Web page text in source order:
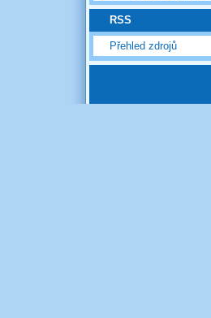
RSS
Přehled zdrojů